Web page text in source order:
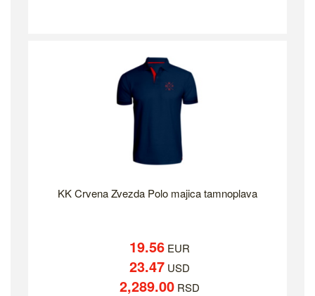
KK Crvena Zvezda Polo majica tamnoplava
19.56EUR
23.47USD
2,289.00RSD